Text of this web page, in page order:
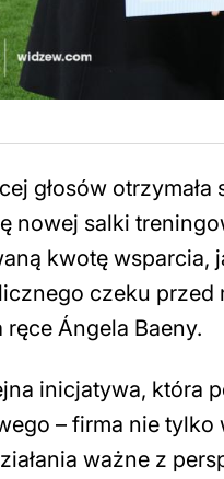
głosów
nowej salki
kwotę wsparcia,
czeku przed
ręce Ángela Baeny.
inicjatywa, która
– firma nie tylko
ważne z